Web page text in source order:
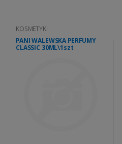
KOSMETYKI
PANI WALEWSKA PERFUMY
CLASSIC 30ML\1szt